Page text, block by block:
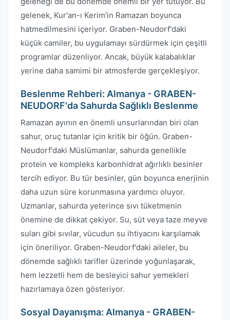
gelenek, Kur'an-ı Kerim'in Ramazan boyunca
hatmedilmesini içeriyor. Graben-Neudorf'daki
küçük camiler, bu uygulamayı sürdürmek için çeşitli
programlar düzenliyor. Ancak, büyük kalabalıklar
yerine daha samimi bir atmosferde gerçekleşiyor.
Beslenme Rehberi: Almanya - GRABEN-
NEUDORF'da Sahurda Sağlıklı Beslenme
Ramazan ayının en önemli unsurlarından biri olan
sahur, oruç tutanlar için kritik bir öğün. Graben-
Neudorf'daki Müslümanlar, sahurda genellikle
protein ve kompleks karbonhidrat ağırlıklı besinler
tercih ediyor. Bu tür besinler, gün boyunca enerjinin
daha uzun süre korunmasına yardımcı oluyor.
Uzmanlar, sahurda yeterince sıvı tüketmenin
önemine de dikkat çekiyor. Su, süt veya taze meyve
suları gibi sıvılar, vücudun su ihtiyacını karşılamak
için öneriliyor. Graben-Neudorf'daki aileler, bu
dönemde sağlıklı tarifler üzerinde yoğunlaşarak,
hem lezzetli hem de besleyici sahur yemekleri
hazırlamaya özen gösteriyor.
Sosyal Dayanışma: Almanya - GRABEN-